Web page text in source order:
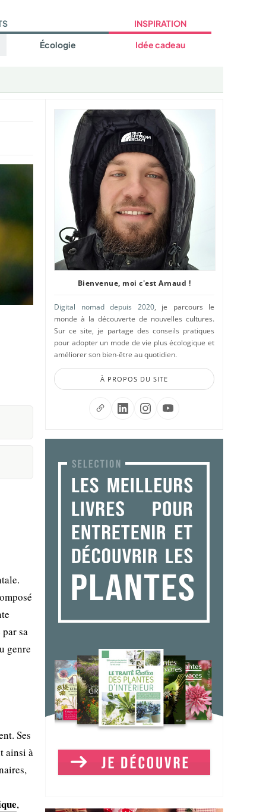
Écologie
INSPIRATION
Idée cadeau
sa
genre
Ses
ainsi à
,
Bienvenue, moi c'est Arnaud !
Digital nomad depuis 2020, je parcours le
monde à la découverte de nouvelles cultures.
Sur ce site, je partage des conseils pratiques
pour adopter un mode de vie plus écologique et
améliorer son bien-être au quotidien.
À PROPOS DU SITE